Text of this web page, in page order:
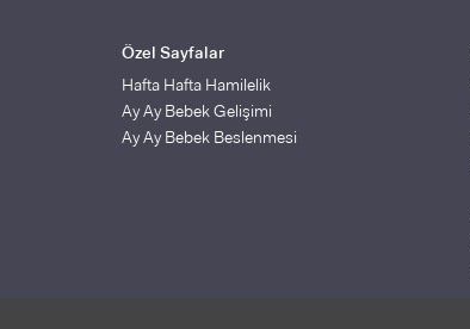
Özel Sayfalar
Hafta Hafta Hamilelik
Ay Ay Bebek Gelişimi
Ay Ay Bebek Beslenmesi